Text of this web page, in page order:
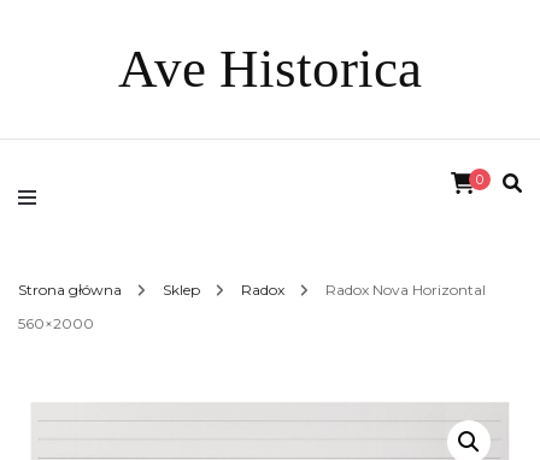
Ave Historica
0
Strona główna Sklep Radox
Radox Nova Horizontal
560×2000